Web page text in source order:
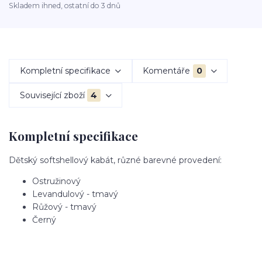
Skladem ihned, ostatní do 3 dnů
Kompletní specifikace Komentáře 0
Související zboží 4
Kompletní specifikace
Dětský softshellový kabát, různé barevné provedení:
Ostružinový
Levandulový - tmavý
Růžový - tmavý
Černý